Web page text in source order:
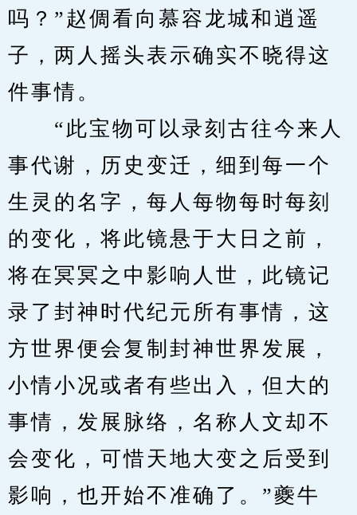
吗？”赵倜看向慕容龙城和逍遥
子，两人摇头表示确实不晓得这
件事情。
“此宝物可以录刻古往今来人
事代谢，历史变迁，细到每一个
生灵的名字，每人每物每时每刻
的变化，将此镜悬于大日之前，
将在冥冥之中影响人世，此镜记
录了封神时代纪元所有事情，这
方世界便会复制封神世界发展，
小情小况或者有些出入，但大的
事情，发展脉络，名称人文却不
会变化，可惜天地大变之后受到
影响，也开始不准确了。”夔牛